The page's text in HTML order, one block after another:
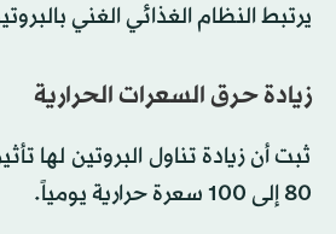
يرتبط النظام الغذائي الغني
زيادة حرق السعرات الحرارية
ثبت أن زيادة تناول البروتين لها
80 إلى 100 سعرة حرارية يومياً.